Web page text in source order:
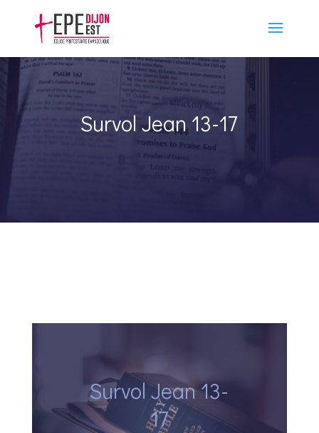
Survol Jean 13-17
Survol Jean 13-
17